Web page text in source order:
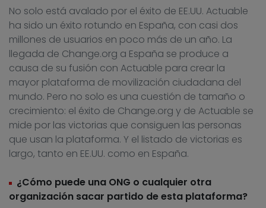
No solo está avalado por el éxito de EE.UU. Actuable
ha sido un éxito rotundo en España, con casi dos
millones de usuarios en poco más de un año. La
llegada de Change.org a España se produce a
causa de su fusión con Actuable para crear la
mayor plataforma de movilización ciudadana del
mundo. Pero no solo es una cuestión de tamaño o
crecimiento: el éxito de Change.org y de Actuable se
mide por las victorias que consiguen las personas
que usan la plataforma. Y el listado de victorias es
largo, tanto en EE.UU. como en España.
¿Cómo puede una ONG o cualquier otra
organización sacar partido de esta plataforma?